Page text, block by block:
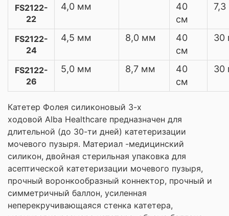
FS2122-
22
4,0 мм
40
см
FS2122-
24
4,5 мм 8,0 мм
40
см
30
FS2122-
26
5,0 мм 8,7 мм
40
см
30
Катетер Фолея силиконовый 3-х
ходовой Alba Healthcare предназначен для
длительной (до 30-ти дней) катетеризации
мочевого пузыря. Материал -медицинский
силикон, двойная стерильная упаковка для
асептической катетеризации мочевого пузыря,
прочный воронкообразный коннектор, прочный и
симметричный баллон, усиленная
неперекручивающаяся стенка катетера,